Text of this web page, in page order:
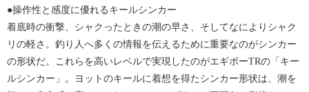
●操作性と感度に優れるキールシンカー
着底時の衝撃、シャクったときの潮の早さ、そしてなによりシャク
リの軽さ。釣り人へ多くの情報を伝えるために重要なのがシンカー
の形状だ。これらを高いレベルで実現したのがエギボーTRの「キー
ルシンカー」。ヨットのキールに着想を得たシンカー形状は、潮を